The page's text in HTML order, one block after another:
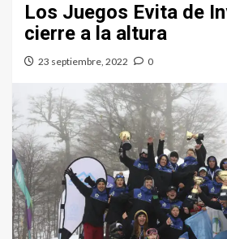
Los Juegos Evita de
cierre a la altura
23 septiembre, 2022 0